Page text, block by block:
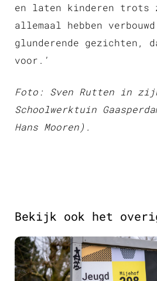
en laten kinderen trots
allemaal hebben
glunderende gezichten,
voor.’
Foto: Sven Rutten in
Schoolwerktuin
Hans Mooren).
Bekijk ook het